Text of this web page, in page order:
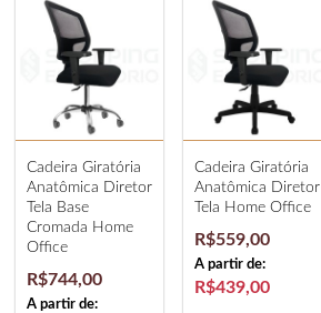
Cadeira Giratória
Anatômica Diretor
Tela Base
Cromada Home
Office
R$744,00
A partir de:
Cadeira Giratória
Anatômica Diretor
Tela Home Office
R$559,00
A partir de:
R$439,00